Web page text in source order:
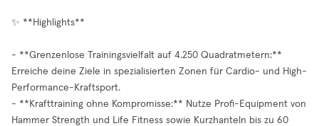
✨ **Highlights**
- **Grenzenlose Trainingsvielfalt auf 4.250 Quadratmetern:**
Erreiche deine Ziele in spezialisierten Zonen für Cardio- und High-
Performance-Kraftsport.
- **Krafttraining ohne Kompromisse:** Nutze Profi-Equipment von
Hammer Strength und Life Fitness sowie Kurzhanteln bis zu 60